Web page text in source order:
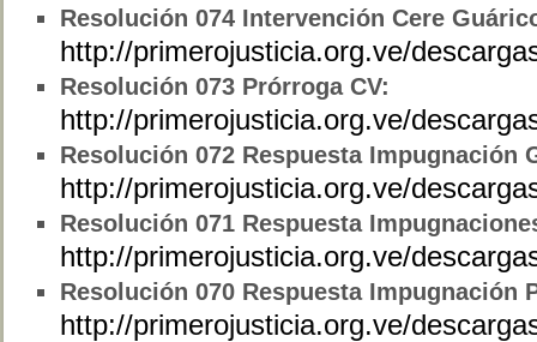
Resolución 074 Intervención Cere
http://primerojusticia.org.ve/
Resolución 073 Prórroga CV:
http://primerojusticia.org.ve/
Resolución 072 Respuesta Impugnación
http://primerojusticia.org.ve/
Resolución 071 Respuesta
http://primerojusticia.org.ve/
Resolución 070 Respuesta Impugnación
http://primerojusticia.org.ve/